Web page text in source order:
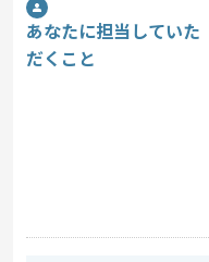
あなたに担当していた
だくこと